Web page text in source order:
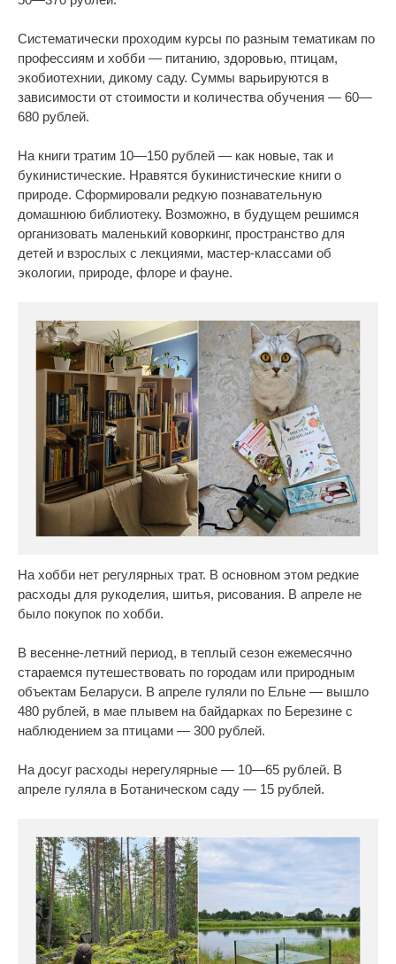
Систематически проходим курсы по разным тематикам по
профессиям и хобби — питанию, здоровью, птицам,
экобиотехнии, дикому саду. Суммы варьируются в
зависимости от стоимости и количества обучения — 60—
680 рублей.
На книги тратим 10—150 рублей — как новые, так и
букинистические. Нравятся букинистические книги о
природе. Сформировали редкую познавательную
домашнюю библиотеку. Возможно, в будущем решимся
организовать маленький коворкинг, пространство для
детей и взрослых с лекциями, мастер-классами об
экологии, природе, флоре и фауне.
На хобби нет регулярных трат. В основном этом редкие
расходы для рукоделия, шитья, рисования. В апреле не
было покупок по хобби.
В весенне-летний период, в теплый сезон ежемесячно
стараемся путешествовать по городам или природным
объектам Беларуси. В апреле гуляли по Ельне — вышло
480 рублей, в мае плывем на байдарках по Березине с
наблюдением за птицами — 300 рублей.
На досуг расходы нерегулярные — 10—65 рублей. В
апреле гуляла в Ботаническом саду — 15 рублей.